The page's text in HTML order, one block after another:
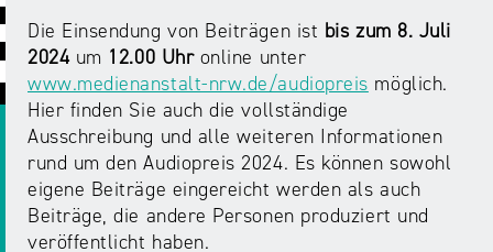
Intermediäre
Europa
in
der
Medienregulierung
Growth
Day
Laut-
und-
Klar-
Festival
#äsch-
Tecks
Juuuport
NRWision
Förderungen
und
Ausschreibungen
Datenschutzaufsicht
Rechtsgrundlagen
Berichte
Die Einsendung von Beiträgen ist bis zum 8. Juli
2024 um 12.00 Uhronline unter
www.medienanstalt-nrw.de/audiopreis möglich.
Hier finden Sie auch die vollständige
Ausschreibung und alle weiteren Informationen
rund um den Audiopreis 2024. Es können sowohl
eigene Beiträge eingereicht werden als auch
Beiträge, die andere Personen produziert und
veröffentlicht haben.